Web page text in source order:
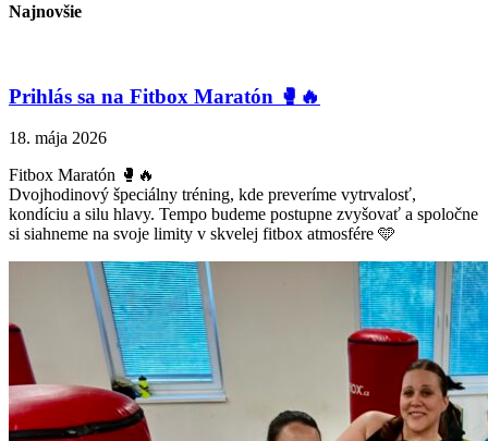
Najnovšie
Prihlás sa na Fitbox Maratón 🥊🔥
18. mája 2026
Fitbox Maratón 🥊🔥
Dvojhodinový špeciálny tréning, kde preveríme vytrvalosť,
kondíciu a silu hlavy. Tempo budeme postupne zvyšovať a spoločne
si siahneme na svoje limity v skvelej fitbox atmosfére 🩵